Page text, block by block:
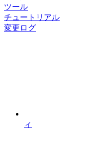
ツール
チュートリアル
変更ログ
ィ